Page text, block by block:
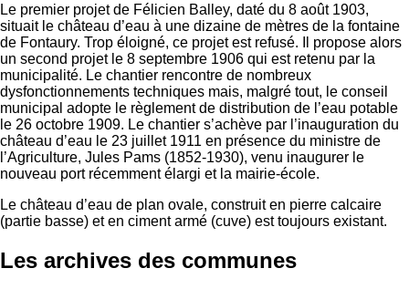
Le premier projet de Félicien Balley, daté du 8 août 1903,
situait le château d’eau à une dizaine de mètres de la fontaine
de Fontaury. Trop éloigné, ce projet est refusé. Il propose alors
un second projet le 8 septembre 1906 qui est retenu par la
municipalité. Le chantier rencontre de nombreux
dysfonctionnements techniques mais, malgré tout, le conseil
municipal adopte le règlement de distribution de l’eau potable
le 26 octobre 1909. Le chantier s’achève par l’inauguration du
château d’eau le 23 juillet 1911 en présence du ministre de
l’Agriculture, Jules Pams (1852-1930), venu inaugurer le
nouveau port récemment élargi et la mairie-école.
Le château d’eau de plan ovale, construit en pierre calcaire
(partie basse) et en ciment armé (cuve) est toujours existant.
Les archives des communes